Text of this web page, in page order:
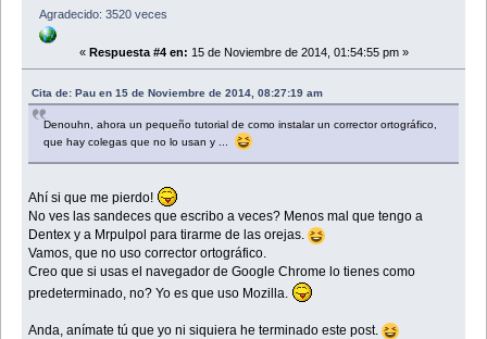
Agradecido: 3520 veces
« Respuesta #4 en: 15 de Noviembre de 2014, 01:54:55 pm »
Cita de: Pau en 15 de Noviembre de 2014, 08:27:19 am
Denouhn, ahora un pequeño tutorial de como instalar un corrector ortográfico,
que hay colegas que no lo usan y ...
Ahí si que me pierdo!
No ves las sandeces que escribo a veces? Menos mal que tengo a
Dentex y a Mrpulpol para tirarme de las orejas.
Vamos, que no uso corrector ortográfico.
Creo que si usas el navegador de Google Chrome lo tienes como
predeterminado, no? Yo es que uso Mozilla.
Anda, anímate tú que yo ni siquiera he terminado este post.